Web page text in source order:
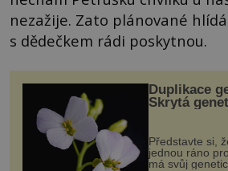
nezažije. Zato plánované
s dědečkem rádi poskytnou.
Duplikace
Skrytá
Představte si,
jednou ráno
má svůj